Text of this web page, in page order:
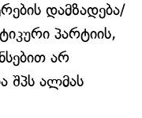
დამზადება/
პარტიის,
არ
შპს ალმას